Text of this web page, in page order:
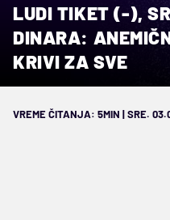
LUDI TIKET (-),
DINARA:
KRIVI ZA SVE
VREME ČITANJA: 5MIN | SRE.